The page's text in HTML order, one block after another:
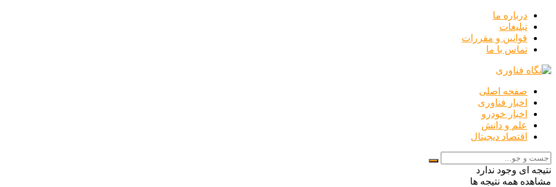
درباره ما
تبلیغات
قوانین و مقررات
تماس با ما
صفحه اصلی
اخبار فناوری
اخبار خودرو
علم و دانش
اقتصاد دیجیتال
نتیجه ای وجود ندارد
مشاهده همه نتیجه ها